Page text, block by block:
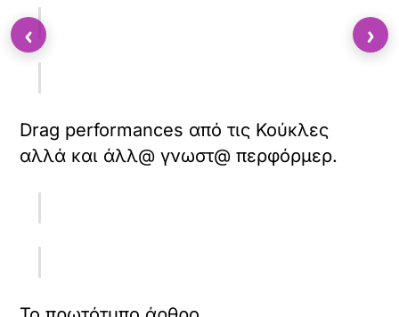
Drag performances από τις Κούκλες
αλλά και άλλ@ γνωστ@ περφόρμερ.
‹ ›